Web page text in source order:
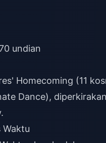
undian
Homecoming (11
Dance),
Waktu